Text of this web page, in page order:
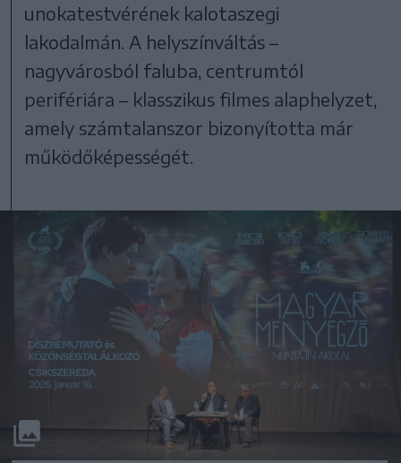
unokatestvérének kalotaszegi
lakodalmán. A helyszínváltás –
nagyvárosból faluba, centrumtól
perifériára – klasszikus filmes alaphelyzet,
amely számtalanszor bizonyította már
működőképességét.